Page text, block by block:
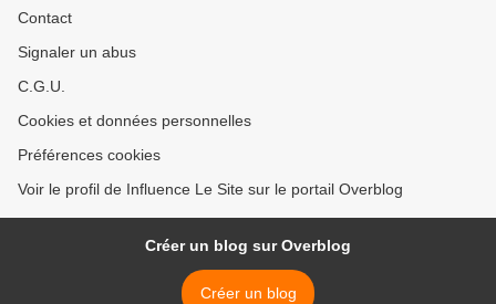
Contact
Signaler un abus
C.G.U.
Cookies et données personnelles
Préférences cookies
Voir le profil de Influence Le Site sur le portail Overblog
Créer un blog sur Overblog
Créer un blog